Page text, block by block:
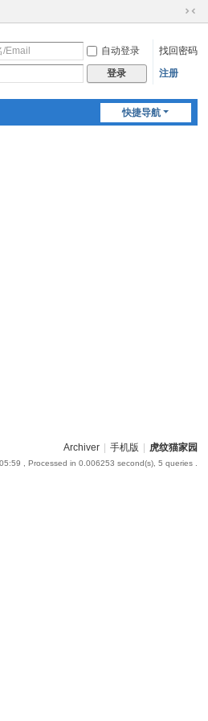
切
到
自动登录
找回密码
登录 注册
快捷导航
Archiver 手机版 虎纹猫家园
, Processed in 0.006253 second(s), 5 queries .